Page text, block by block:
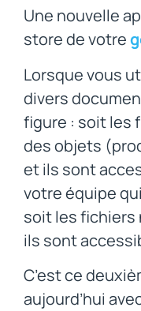
Une nouvelle
store de votre
Lorsque vous
divers
figure : soit les
des objets
et ils sont
votre équipe
soit les fichiers
ils sont
C’est ce
aujourd’hui